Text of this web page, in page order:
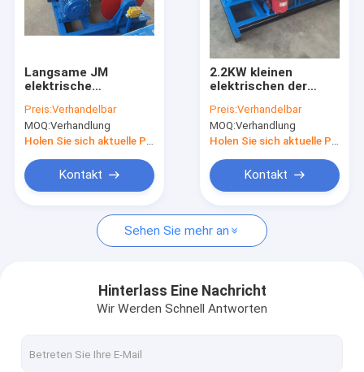
Qualitätskontrolle
Alle Fälle
Einzelner Träger-Laufkran
Doppelter Träger-Laufkran
Einzelner Träger-Portalkran
Doppelter Träger-Portalkran
Langsame JM
elektrische
Brücken-Hafen-
12000lbs für das
Kabel-Ziehen
Preis:Verhandelbar
MOQ:Verhandlung
Holen Sie sich aktuelle Preis
Kontakt
2.2KW kleinen
elektrischen der
Vertrags-55KW für
Zugkraft-Bau
Preis:Verhandelbar
MOQ:Verhandlung
Holen Sie sich aktuelle Preis
Kontakt
Sehen Sie mehr an
Hinterlass Eine Nachricht
Wir Werden Schnell Antworten